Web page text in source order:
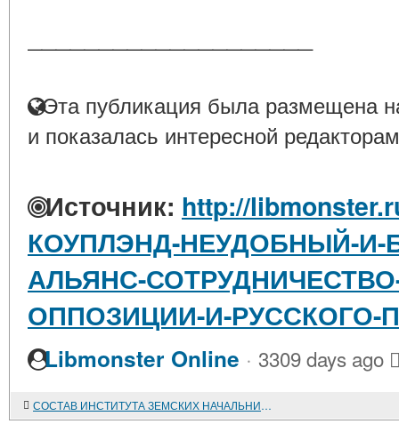
Эта публикация была размещена
и показалась интересной
Источник: http://
КОУПЛЭНД-НЕУДОБНЫЙ-
АЛЬЯНС-
ОППОЗИЦИИ-И-РУССКОГО-
Libmonster Online · 3309 days ago
СОСТАВ ИНСТИТУТА ЗЕМСКИХ НАЧАЛЬНИКОВ